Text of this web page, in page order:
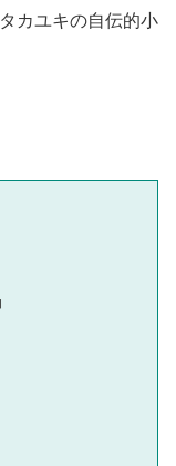
カユキの自伝的小